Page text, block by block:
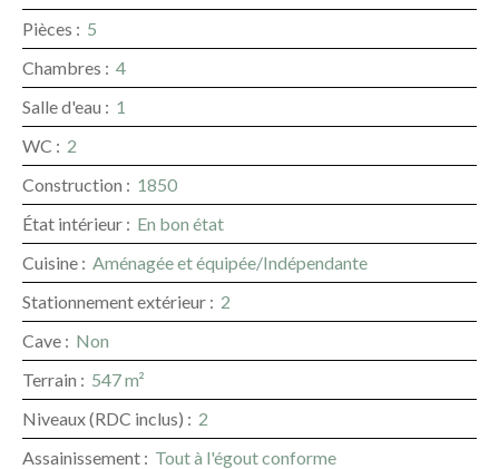
Pièces : 5
Chambres : 4
Salle d'eau : 1
WC : 2
Construction : 1850
État intérieur : En bon état
Cuisine : Aménagée et équipée/Indépendante
Stationnement extérieur : 2
Cave : Non
Terrain : 547m²
Niveaux (RDC inclus) : 2
Assainissement : Tout à l'égout conforme